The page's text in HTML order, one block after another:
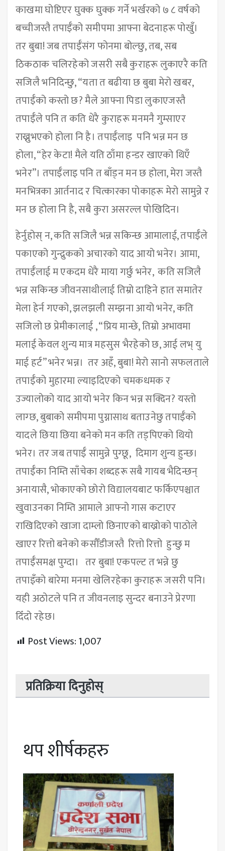
काखमा घोप्टिएर घुक्क घुक्क गर्ने भर्खरको ७ ८ वर्षको
बच्चीजस्तै तपाईँको समीपमा आफ्ना बेदनाहरू पोखुँ।
तर बुबा! जब तपाईँसंग फोनमा बोल्छु, तब, सब
ठिकठाक चलिरहेको जसरी सबै कुराहरू लुकाएरै कति
सजिलै भनिदिन्छु, “यता त बढीया छ बुबा मेरो खबर,
तपाईँको कस्तो छ? मैले आफ्ना पिडा लुकाएजस्तै
तपाईँले पनि त कति धेरै कुराहरू मनमनै गुम्साएर
राख्नुभएको होला नि है। तपाईँलाइ पनि भन्न मन छ
होला, “हेर केटा! मैले यति ठाँमा हन्डर खाएको थिएँ
भनेर”। तपाईँलाइ पनि त बाँड्न मन छ होला, मेरा जस्तै
मनभित्रका आर्तनाद र चित्कारका पोकाहरू मेरो सामुन्ने र
मन छ होला नि है, सबै कुरा असरल्ल पोखिदिन।
हेर्नुहोस् न, कति सजिलै भन्न सकिन्छ आमालाई, तपाईँले
पकाएको गुन्द्रुकको अचारको याद आयो भनेर। आमा,
तपाईँलाई म एकदम धेरै माया गर्छु भनेर, कति सजिलै
भन्न सकिन्छ जीवनसाथीलाई तिम्रो दाहिने हात समातेर
मेला हेर्न गएको, झलझली सम्झना आयो भनेर, कति
सजिलो छ प्रेमीकालाई , “प्रिय मान्छे, तिम्रो अभावमा
मलाई केवल शुन्य मात्र महसुस भैरहेको छ, आई लभ् यु
माई हर्ट” भनेर भन्न। तर अहँ, बुबा! मेरो सानो सफलताले
तपाईँको मुहारमा ल्याइदिएको चमकधमक र
उज्यालोको याद आयो भनेर किन भन्न सक्दिन? यस्तो
लाग्छ, बुबाको समीपमा पुग्नासाथ बताउनेछु तपाईँको
यादले छिया छिया बनेको मन कति तड्पिएको थियो
भनेर। तर जब तपाईँ सामुन्ने पुग्छू, दिमाग शुन्य हुन्छ।
तपाईँका निम्ति साँचेका शब्दहरू सबै गायब भैदिन्छन्
अनायासै, भोकाएको छोरो विद्यालयबाट फर्किएपश्चात
खुवाउनका निम्ति आमाले आफ्नो गास कटाएर
राखिदिएको खाजा दाम्लो छिनाएको बाख्रोको पाठोले
खाएर रित्तो बनेको कसौँडीजस्तै रित्तो रित्तो हुन्छु म
तपाईँसमक्ष पुग्दा। तर बुबा! एकपल्ट त भन्ने छु
तपाइँको बारेमा मनमा खेलिरहेका कुराहरू जसरी पनि।
यही अठोटले पनि त जीवनलाइ सुन्दर बनाउने प्रेरणा
दिँदो रहेछ।
Post Views:1,007
प्रतिक्रिया दिनुहोस्
थप शीर्षकहरु